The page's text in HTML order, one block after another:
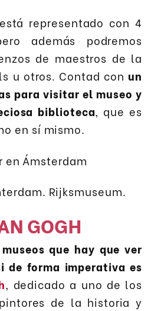
representado con 4
además podremos
de maestros de la
u otros. Contad con un
para visitar el museo y
biblioteca, que es
en sí mismo.
GOGH
que hay que ver
de forma imperativa es
, dedicado a uno de los
de la historia y